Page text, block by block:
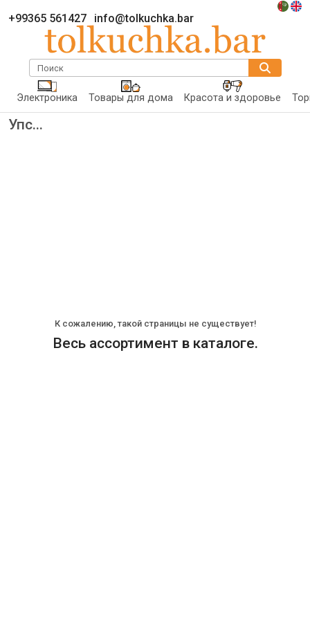
+99365 561427 info@tolkuchka.bar
Поиск
Электроника Товары для дома Красота и здоровье
Упс...
К сожалению, такой страницы не существует!
Весь ассортимент в каталоге.